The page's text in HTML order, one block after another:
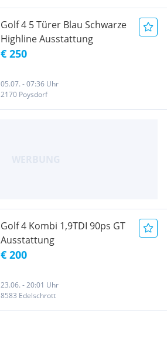
Golf 4 5 Türer Blau Schwarze
Highline Ausstattung
€ 250
05.07. - 07:36 Uhr
2170 Poysdorf
Golf 4 Kombi 1,9TDI 90ps GT
Ausstattung
€ 200
23.06. - 20:01 Uhr
8583 Edelschrott